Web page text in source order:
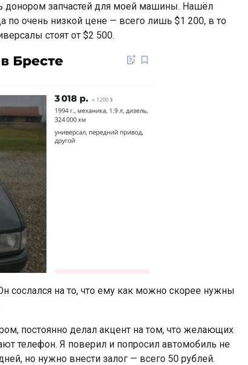
донором запчастей для моей машины. Нашёл
по очень низкой цене — всего лишь $1 200, в то
стоят от $2 500.
сослался на то, что ему как можно скорее нужны
постоянно делал акцент на том, что желающих
телефон. Я поверил и попросил автомобиль не
но нужно внести залог — всего 50 рублей.